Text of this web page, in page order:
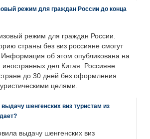
режим для граждан России до конца
режим для граждан России.
страны без виз россияне смогут
Информация об этом опубликована на
иностранных дел Китая. Россияне
до 30 дней без оформления
целями.
шенгенских виз туристам из
выдачу шенгенских виз